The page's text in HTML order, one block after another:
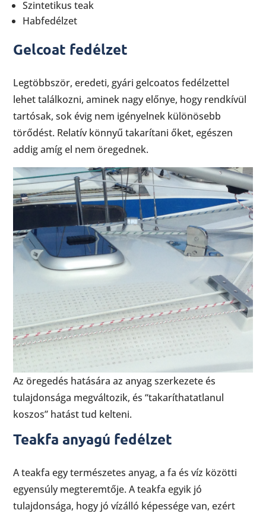
Szintetikus teak
Habfedélzet
Gelcoat fedélzet
Legtöbbször, eredeti, gyári gelcoatos fedélzettel
lehet találkozni, aminek nagy előnye, hogy rendkívül
tartósak, sok évig nem igényelnek különösebb
törődést. Relatív könnyű takarítani őket, egészen
addig amíg el nem öregednek.
Az öregedés hatására az anyag szerkezete és
tulajdonsága megváltozik, és “takaríthatatlanul
koszos” hatást tud kelteni.
Teakfa anyagú fedélzet
A teakfa egy természetes anyag, a fa és víz közötti
egyensúly megteremtője. A teakfa egyik jó
tulajdonsága, hogy jó vízálló képessége van, ezért